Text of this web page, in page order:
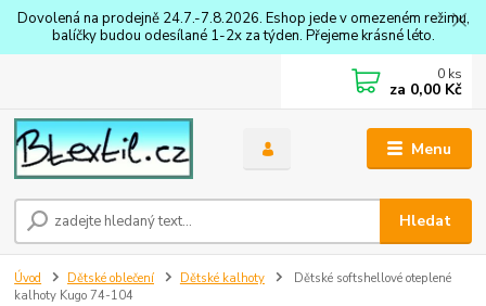
Dovolená na prodejně 24.7.-7.8.2026. Eshop jede v omezeném režimu,
balíčky budou odesílané 1-2x za týden. Přejeme krásné léto.
Menu
Hledat
0 ks
za 0,00 Kč
Úvod Dětské oblečení Dětské kalhoty
Dětské softshellové oteplené
kalhoty Kugo 74-104